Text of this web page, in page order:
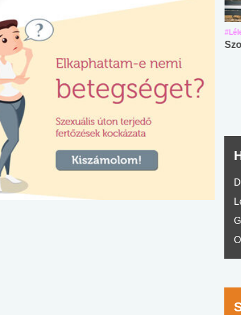
#Suli, munka
Angol középfokú
nyelvvizsga teszt -
No.42
teszt